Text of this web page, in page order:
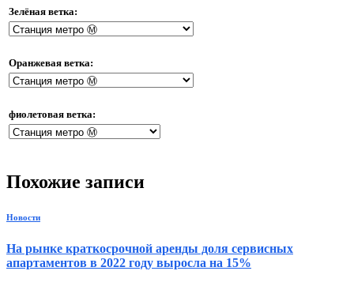
Зелёная ветка:
Оранжевая ветка:
фиолетовая ветка:
Похожие записи
Новости
На рынке краткосрочной аренды доля сервисных
апартаментов в 2022 году выросла на 15%